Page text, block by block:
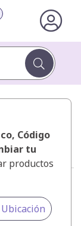
, Código
tu
productos